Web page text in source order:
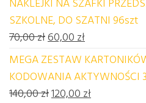
SZKOLNE, DO SZATNI 96szt
70,00złPierwotna cena
60,00 złAktualna
MEGA ZESTAW
KODOWANIA AKTYWNOŚCI
140,00złPierwotna cena
120,00 złAktualna